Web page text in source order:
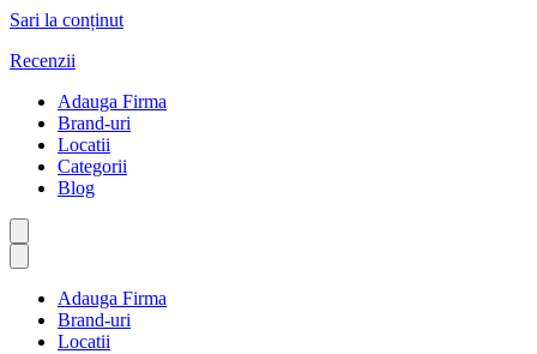
Sari la conținut
Recenzii
Adauga Firma
Brand-uri
Locatii
Categorii
Blog
Adauga Firma
Brand-uri
Locatii